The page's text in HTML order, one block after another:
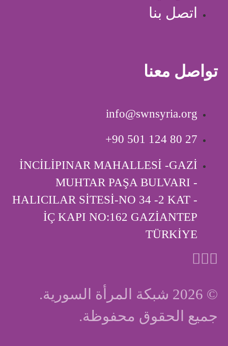
اتصل بنا
تواصل معنا
info@swnsyria.org
‎+90 501 124 80 27
İNCİLİPINAR MAHALLESİ -GAZİ
MUHTAR PAŞA BULVARI -
HALICILAR SİTESİ-NO 34 -2 KAT -
İÇ KAPI ‎NO:162 GAZİANTEP
TÜRKİYE
© 2026 شبكة المرأة السورية.
جميع الحقوق محفوظة.